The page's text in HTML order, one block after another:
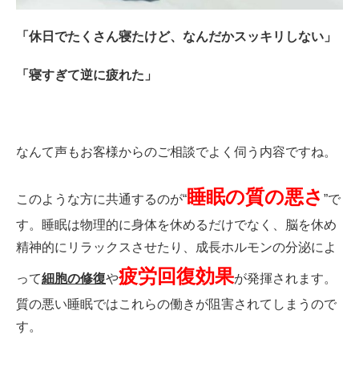
「休日でたくさん寝たけど、なんだかスッキリしない」
「寝すぎて逆に疲れた」
なんて声もお客様からのご相談でよく伺う内容ですね。
このような方に共通するのが“睡眠の質の悪さ ”で
す。睡眠は物理的に身体を休めるだけでなく、脳を休め
精神的にリラックスさせたり、成長ホルモンの分泌によ
って細胞の修復や疲労回復効果が発揮されます。
質の悪い睡眠ではこれらの働きが阻害されてしまうので
す。